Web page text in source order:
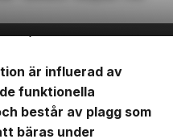
är influerad av
funktionella
består av plagg som
bäras under